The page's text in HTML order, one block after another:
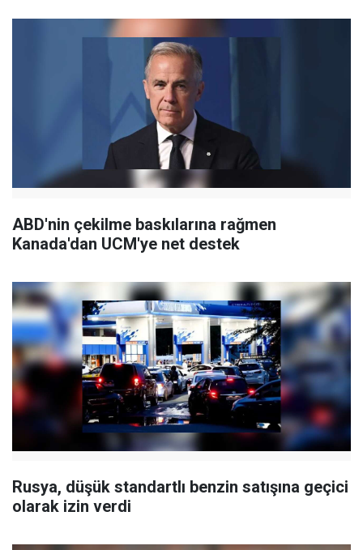
ABD'nin çekilme baskılarına rağmen
Kanada'dan UCM'ye net destek
Rusya, düşük standartlı benzin satışına geçici
olarak izin verdi